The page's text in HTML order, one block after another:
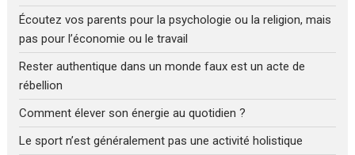
Écoutez vos parents pour la psychologie ou la religion, mais
pas pour l’économie ou le travail
Rester authentique dans un monde faux est un acte de
rébellion
Comment élever son énergie au quotidien ?
Le sport n’est généralement pas une activité holistique